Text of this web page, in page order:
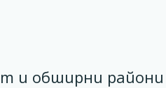
и обширни